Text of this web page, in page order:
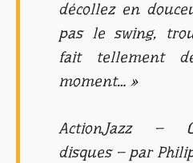
décollez en
pas le swing,
fait tellement
moment… »
ActionJazz –
disques – par